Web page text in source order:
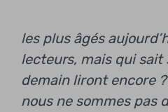
les plus âgés
lecteurs, mais qui sait
demain liront encore
nous ne sommes pas